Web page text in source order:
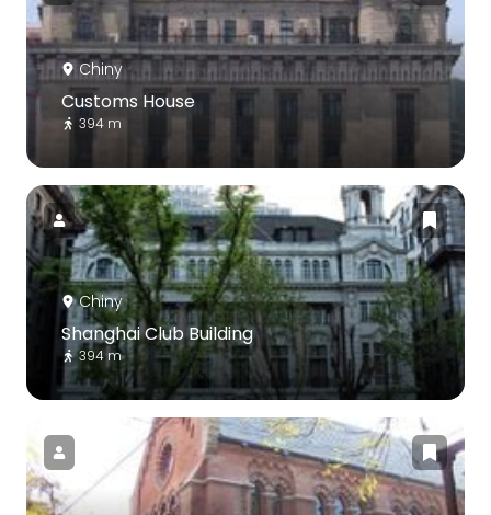
Chiny
Customs House
394 m
Chiny
Shanghai Club Building
394 m